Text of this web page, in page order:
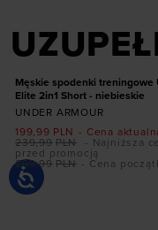
PROMOCJA
S M L
Męskie spodenki treningowe
Elite 2in1 Short - niebieskie
UNDER ARMOUR
- Cena
199,99 PLN
- Cena
299,99 PLN
239,99 PLN
- Najniższa
przed promocją